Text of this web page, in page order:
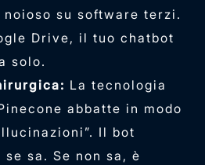
su software terzi.
Drive, il tuo chatbot
solo.
La tecnologia
abbatte in modo
Il bot
sa. Se non sa, è